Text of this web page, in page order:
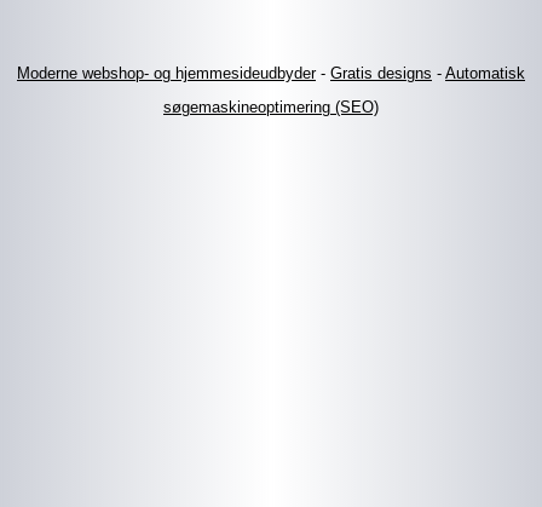
Moderne webshop- og hjemmesideudbyder- Gratis designs - Automatisk
søgemaskineoptimering (SEO)